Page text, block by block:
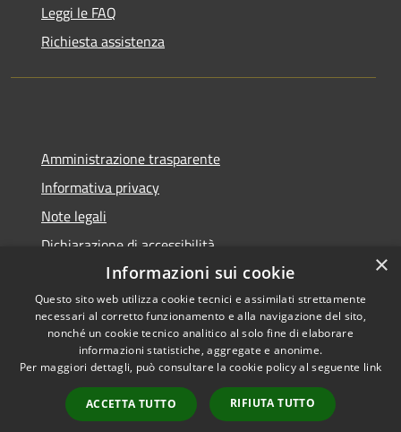
Leggi le FAQ
Richiesta assistenza
Amministrazione trasparente
Informativa privacy
Note legali
Dichiarazione di accessibilità
Accessibilità
Privacy
Mappa del sito
Copyright © 2026 • Città di
Pompei • Powered by
Municipium
Accesso
redazione
×
Informazioni sui cookie
Questo sito web utilizza cookie tecnici e assimilati strettamente
necessari al corretto funzionamento e alla navigazione del sito,
nonché un cookie tecnico analitico al solo fine di elaborare
informazioni statistiche, aggregate e anonime.
Per maggiori dettagli, può consultare la cookie policy al seguente link
ACCETTA TUTTO RIFIUTA TUTTO